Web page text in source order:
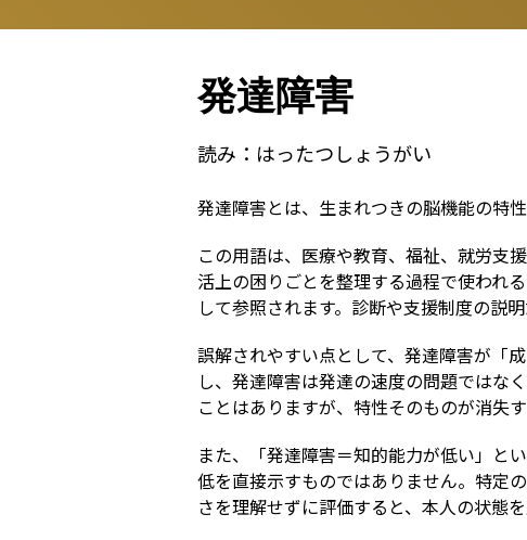
発達障害
読み： はったつしょうがい
発達障害とは、生まれつきの脳機能の特
この用語は、医療や教育、福祉、就労支
活上の困りごとを整理する過程で使われ
して参照されます。診断や支援制度の説
誤解されやすい点として、発達障害が「
し、発達障害は発達の速度の問題ではな
ことはありますが、特性そのものが消失
また、「発達障害＝知的能力が低い」と
低を直接示すものではありません。特定
さを理解せずに評価すると、本人の状態